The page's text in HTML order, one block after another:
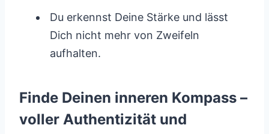
Du erkennst Deine Stärke und lässt
Dich nicht mehr von Zweifeln
aufhalten.
Finde Deinen inneren Kompass –
voller Authentizität und